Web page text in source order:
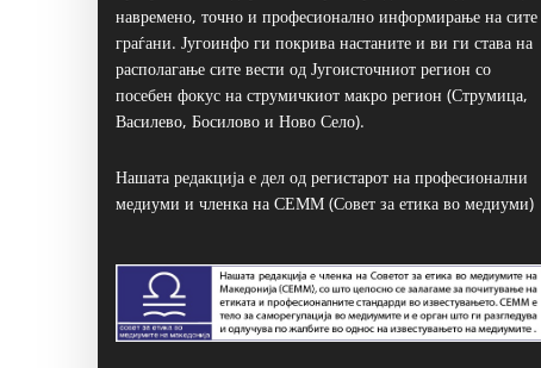
навремено, точно и професионално информирање на сите
граѓани. Југоинфо ги покрива настаните и ви ги става на
располагање сите вести од Југоисточниот регион со
посебен фокус на струмичкиот макро регион (Струмица,
Василево, Босилово и Ново Село).
Нашата редакција е дел од регистарот на професионални
медиуми и членка на СЕММ (Совет за етика во медиуми)